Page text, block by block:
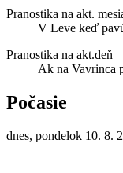
Pranostika na akt.
V Leve keď
Pranostika na akt.deň
Ak na Vavrinca
Počasie
dnes, pondelok 10. 8.